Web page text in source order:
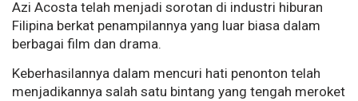
Azi Acosta telah menjadi sorotan di industri hiburan
Filipina berkat penampilannya yang luar biasa dalam
berbagai film dan drama.
Keberhasilannya dalam mencuri hati penonton telah
menjadikannya salah satu bintang yang tengah meroket